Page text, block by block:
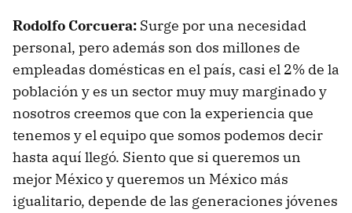
Rodolfo Corcuera: Surge por una necesidad
personal, pero además son dos millones de
empleadas domésticas en el país, casi el 2% de la
población y es un sector muy muy marginado y
nosotros creemos que con la experiencia que
tenemos y el equipo que somos podemos decir
hasta aquí llegó. Siento que si queremos un
mejor México y queremos un México más
igualitario, depende de las generaciones jóvenes